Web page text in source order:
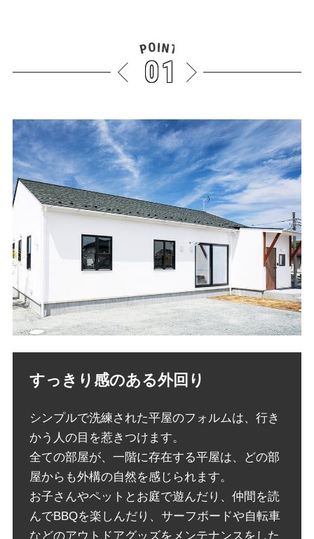
すっきり感のある外回り
シンプルで洗練された平屋のフォルムは、行き
かう人の目を惹きつけます。
全ての部屋が、一階に存在する平屋は、どの部
屋からも外構の自然を感じられます。
お子さんやペットとお庭で遊んだり、仲間を読
んでBBQを楽しんだり、サーフボードや自転車
などのアウトドアグッズをメンテナンスをした